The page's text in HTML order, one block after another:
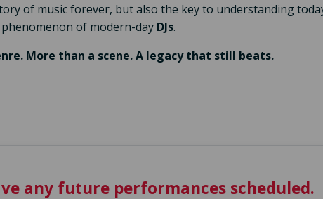
of music forever, but also the key to understanding
of modern-day DJs.
More than a scene. A legacy that still beats.
any future performances scheduled.